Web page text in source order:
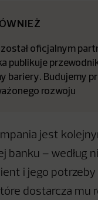
został oficjalnym
publikuje
bariery. Budujemy
rozwoju
jest
banku – według
i jego
dostarcza mu